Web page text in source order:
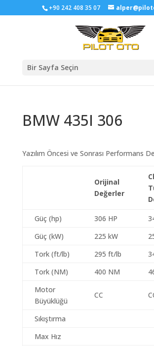
+90 242 408 35 07
Bir Sayfa Seçin
BMW 435I 306
Yazılım Öncesi ve Sonrası Performans
Orijinal
Değerler
Güç (hp) 306 HP
Güç (kW)
225 kW
Tork (ft/lb)
295 ft/lb
Tork (NM)
400 NM
Motor
Büyüklüğü
CC
Sıkıştırma
Max Hız